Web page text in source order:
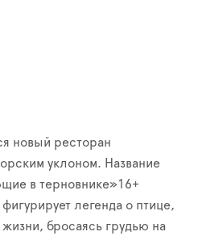
новый ресторан
уклоном. Название
в терновнике»16+
легенда о птице,
бросаясь грудью на